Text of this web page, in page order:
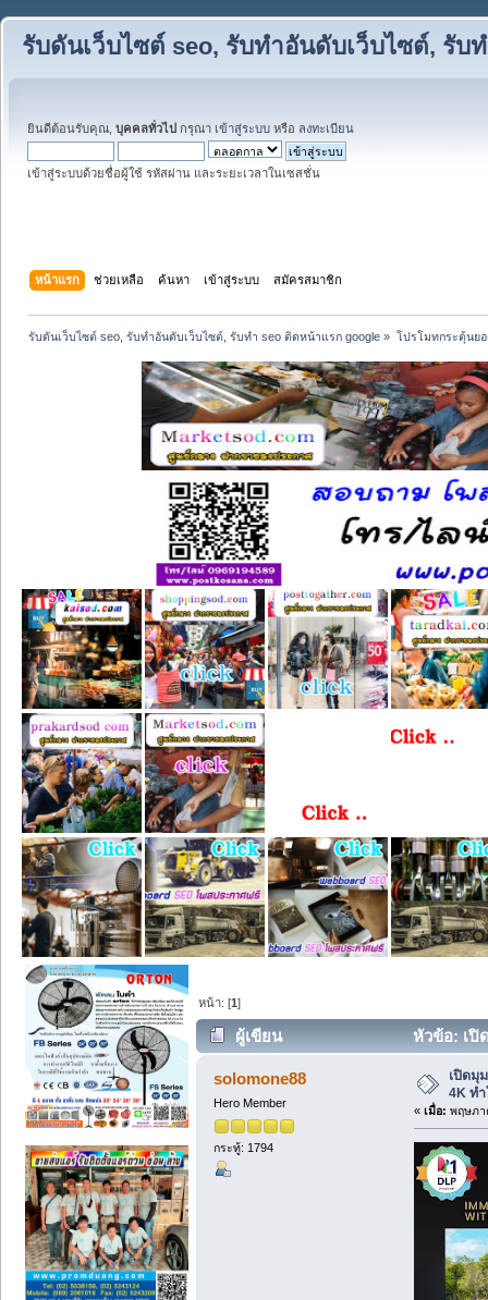
รับดันเว็บไซต์ seo, รับทำอันดับเว็บไซต์, รับ
ยินดีต้อนรับคุณ, บุคคลทั่วไป กรุณา เข้าสู่ระบบ หรือ ลงทะเบียน
เข้าสู่ระบบด้วยชื่อผู้ใช้ รหัสผ่าน และระยะเวลาในเซสชั่น
หน้าแรก ช่วยเหลือ ค้นหา เข้าสู่ระบบ สมัครสมาชิก
รับดันเว็บไซต์ seo, รับทำอันดับเว็บไซต์, รับทำ seo ติดหน้าแรก google » โปรโมทกระตุ้นย
หน้า: [1]
ผู้เขียน
หัวข้อ: เปิ
เที่ยวได้ (อ่าน 36157 ครั้ง)
solomone88
Hero Member
กระทู้: 1794
เปิดมุ
4K ทำ
« เมื่อ: พฤษภา